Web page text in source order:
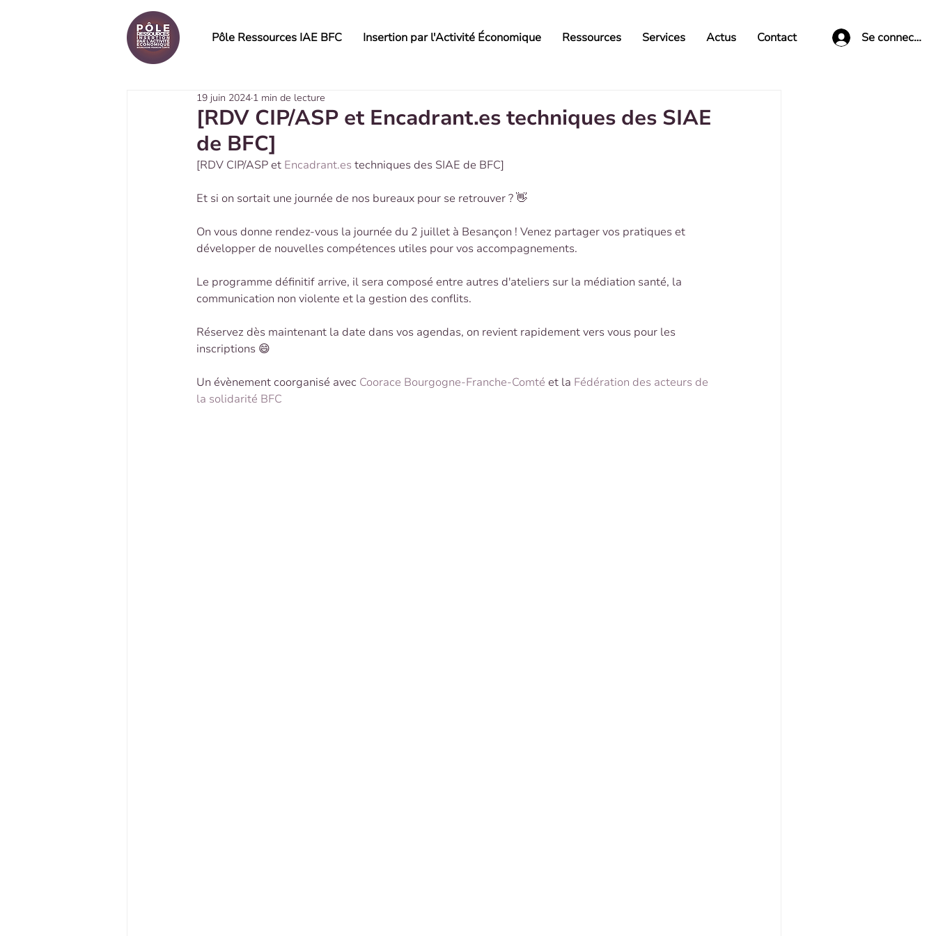
Pôle Ressources IAE BFC Insertion par l'Activité Économique Ressources Services Actus Contact Se connecter
[RDV CIP/ASP et Encadrant.es techniques des SIAE
de BFC]
19 juin 2024 1 min de lecture
[RDV CIP/ASP et Encadrant.es techniques des SIAE de BFC]
Et si on sortait une journée de nos bureaux pour se retrouver ? 👋
On vous donne rendez-vous la journée du 2 juillet à Besançon ! Venez partager vos pratiques et
développer de nouvelles compétences utiles pour vos accompagnements.
Le programme définitif arrive, il sera composé entre autres d'ateliers sur la médiation santé, la
communication non violente et la gestion des conflits.
Réservez dès maintenant la date dans vos agendas, on revient rapidement vers vous pour les
inscriptions 😄
Un évènement coorganisé avec Coorace Bourgogne-Franche-Comté et la Fédération des acteurs de
la solidarité BFC